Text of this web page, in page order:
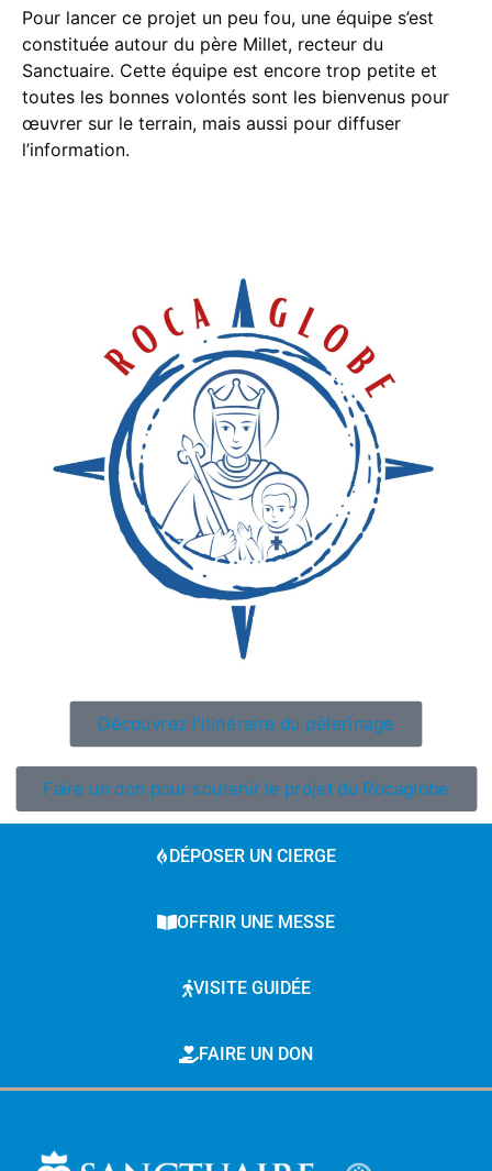
Pour lancer ce projet un peu fou, une équipe s’est
constituée autour du père Millet, recteur du
Sanctuaire. Cette équipe est encore trop petite et
toutes les bonnes volontés sont les bienvenus pour
œuvrer sur le terrain, mais aussi pour diffuser
l’information.
Découvrez l'itinéraire du pèlerinage
Faire un don pour soutenir le projet du Rocaglobe
DÉPOSER UN CIERGE
OFFRIR UNE MESSE
VISITE GUIDÉE
FAIRE UN DON